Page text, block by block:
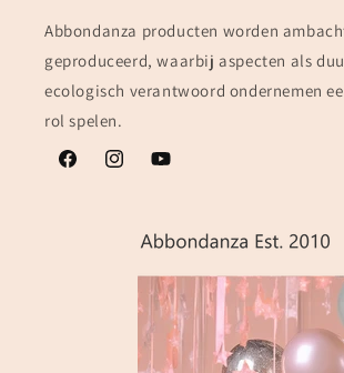
Abbondanza producten worden
geproduceerd, waarbij aspecten als
ecologisch verantwoord ondernemen
rol spelen.
FacebookInstagramYouTube